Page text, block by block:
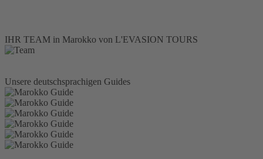
IHR TEAM in Marokko von L'EVASION TOURS
Unsere deutschsprachigen Guides